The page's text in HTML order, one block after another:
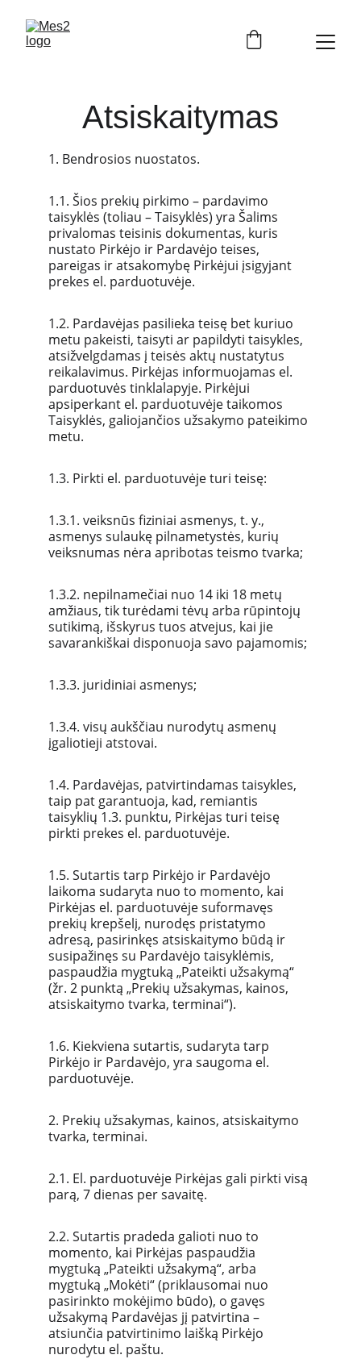
Atsiskaitymas
1. Bendrosios nuostatos.
1.1. Šios prekių pirkimo – pardavimo
taisyklės (toliau – Taisyklės) yra Šalims
privalomas teisinis dokumentas, kuris
nustato Pirkėjo ir Pardavėjo teises,
pareigas ir atsakomybę Pirkėjui įsigyjant
prekes el. parduotuvėje.
1.2. Pardavėjas pasilieka teisę bet kuriuo
metu pakeisti, taisyti ar papildyti taisykles,
atsižvelgdamas į teisės aktų nustatytus
reikalavimus. Pirkėjas informuojamas el.
parduotuvės tinklalapyje. Pirkėjui
apsiperkant el. parduotuvėje taikomos
Taisyklės, galiojančios užsakymo pateikimo
metu.
1.3. Pirkti el. parduotuvėje turi teisę:
1.3.1. veiksnūs fiziniai asmenys, t. y.,
asmenys sulaukę pilnametystės, kurių
veiksnumas nėra apribotas teismo tvarka;
1.3.2. nepilnamečiai nuo 14 iki 18 metų
amžiaus, tik turėdami tėvų arba rūpintojų
sutikimą, išskyrus tuos atvejus, kai jie
savarankiškai disponuoja savo pajamomis;
1.3.3. juridiniai asmenys;
1.3.4. visų aukščiau nurodytų asmenų
įgaliotieji atstovai.
1.4. Pardavėjas, patvirtindamas taisykles,
taip pat garantuoja, kad, remiantis
taisyklių 1.3. punktu, Pirkėjas turi teisę
pirkti prekes el. parduotuvėje.
1.5. Sutartis tarp Pirkėjo ir Pardavėjo
laikoma sudaryta nuo to momento, kai
Pirkėjas el. parduotuvėje suformavęs
prekių krepšelį, nurodęs pristatymo
adresą, pasirinkęs atsiskaitymo būdą ir
susipažinęs su Pardavėjo taisyklėmis,
paspaudžia mygtuką „Pateikti užsakymą“
(žr. 2 punktą „Prekių užsakymas, kainos,
atsiskaitymo tvarka, terminai“).
1.6. Kiekviena sutartis, sudaryta tarp
Pirkėjo ir Pardavėjo, yra saugoma el.
parduotuvėje.
2. Prekių užsakymas, kainos, atsiskaitymo
tvarka, terminai.
2.1. El. parduotuvėje Pirkėjas gali pirkti visą
parą, 7 dienas per savaitę.
2.2. Sutartis pradeda galioti nuo to
momento, kai Pirkėjas paspaudžia
mygtuką „Pateikti užsakymą“, arba
mygtuką „Mokėti“ (priklausomai nuo
pasirinkto mokėjimo būdo), o gavęs
užsakymą Pardavėjas jį patvirtina –
atsiunčia patvirtinimo laišką Pirkėjo
nurodytu el. paštu.